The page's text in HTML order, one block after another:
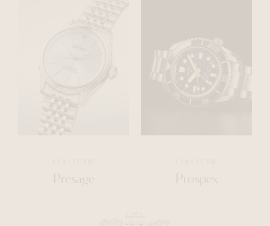
Presage Prospex